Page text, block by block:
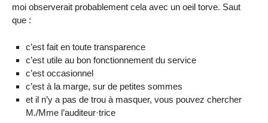
moi observerait probablement cela avec un oeil torve. Saut
que :
c’est fait en toute transparence
c’est utile au bon fonctionnement du service
c’est occasionnel
c’est à la marge, sur de petites sommes
et il n’y a pas de trou à masquer, vous pouvez chercher
M./Mme l’auditeur·trice